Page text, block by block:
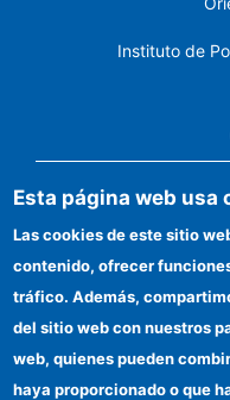
Instituto de
Sede
Esta página web usa
Las cookies de este sitio
contenido, ofrecer
tráfico. Además,
del sitio web con nuestros
web, quienes pueden
haya proporcionado o que